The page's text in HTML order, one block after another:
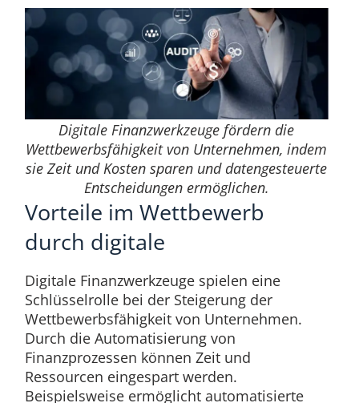
Digitale Finanzwerkzeuge fördern die
Wettbewerbsfähigkeit von Unternehmen, indem
sie Zeit und Kosten sparen und datengesteuerte
Entscheidungen ermöglichen.
Vorteile im Wettbewerb
durch digitale
Digitale Finanzwerkzeuge spielen eine
Schlüsselrolle bei der Steigerung der
Wettbewerbsfähigkeit von Unternehmen.
Durch die Automatisierung von
Finanzprozessen können Zeit und
Ressourcen eingespart werden.
Beispielsweise ermöglicht automatisierte